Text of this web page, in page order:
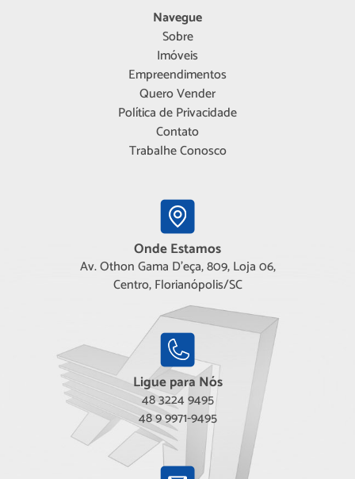
Navegue
Sobre
Imóveis
Empreendimentos
Quero Vender
Política de Privacidade
Contato
Trabalhe Conosco
Onde Estamos
Av. Othon Gama D'eça, 809, Loja 06,
Centro, Florianópolis/SC
Ligue para Nós
48 3224 9495
48 9 9971-9495